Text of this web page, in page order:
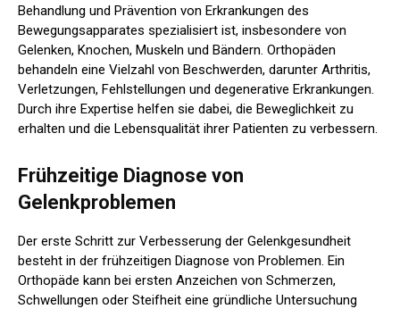
Behandlung und Prävention von Erkrankungen des
Bewegungsapparates spezialisiert ist, insbesondere von
Gelenken, Knochen, Muskeln und Bändern. Orthopäden
behandeln eine Vielzahl von Beschwerden, darunter Arthritis,
Verletzungen, Fehlstellungen und degenerative Erkrankungen.
Durch ihre Expertise helfen sie dabei, die Beweglichkeit zu
erhalten und die Lebensqualität ihrer Patienten zu verbessern.
Frühzeitige Diagnose von
Gelenkproblemen
Der erste Schritt zur Verbesserung der Gelenkgesundheit
besteht in der frühzeitigen Diagnose von Problemen. Ein
Orthopäde kann bei ersten Anzeichen von Schmerzen,
Schwellungen oder Steifheit eine gründliche Untersuchung